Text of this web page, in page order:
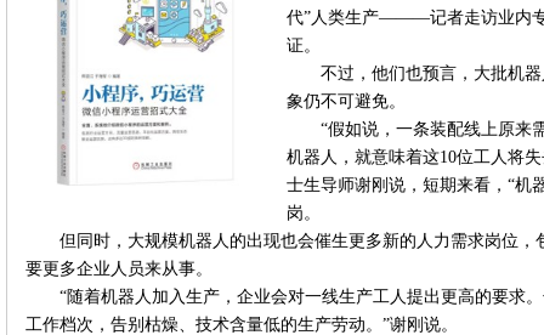
代”人类生产———记者走访业内
证。
不过，他们也预言，大批机
象仍不可避免。
“假如说，一条装配线上原来
机器人，就意味着这10位工人将
士生导师谢刚说，短期来看，“机
岗。
但同时，大规模机器人的出现也会催生更多新的人力需求岗位
要更多企业人员来从事。
“随着机器人加入生产，企业会对一线生产工人提出更高的要求
工作档次，告别枯燥、技术含量低的生产劳动。”谢刚说。